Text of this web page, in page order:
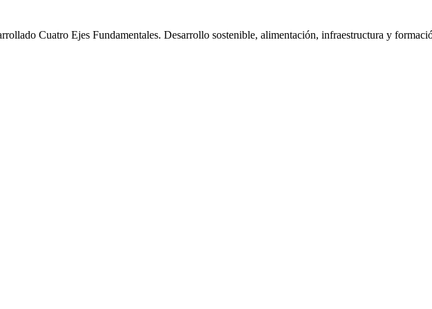
Cuatro Ejes Fundamentales. Desarrollo sostenible, alimentación, infraestructura y